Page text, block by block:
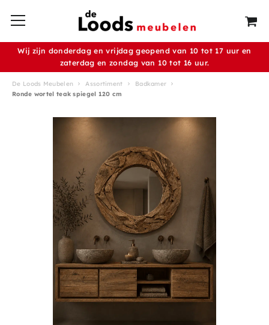
Wij zijn donderdag en vrijdag geopend van 10 tot 17 uur en
zaterdag en zondag van 10 tot 16 uur.
De Loods Meubelen Assortiment
Badkamer
Ronde wortel teak spiegel 120 cm